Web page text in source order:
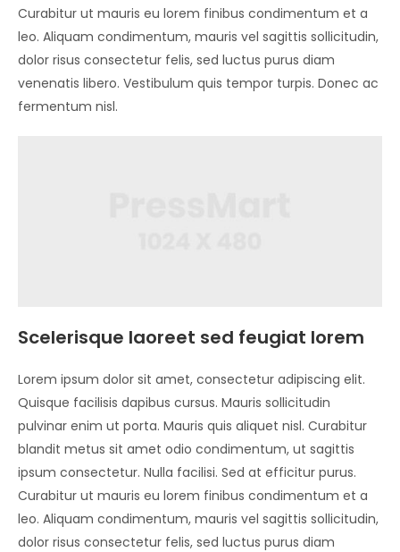
Curabitur ut mauris eu lorem finibus condimentum et a
leo. Aliquam condimentum, mauris vel sagittis sollicitudin,
dolor risus consectetur felis, sed luctus purus diam
venenatis libero. Vestibulum quis tempor turpis. Donec ac
fermentum nisl.
Scelerisque laoreet sed feugiat lorem
Lorem ipsum dolor sit amet, consectetur adipiscing elit.
Quisque facilisis dapibus cursus. Mauris sollicitudin
pulvinar enim ut porta. Mauris quis aliquet nisl. Curabitur
blandit metus sit amet odio condimentum, ut sagittis
ipsum consectetur. Nulla facilisi. Sed at efficitur purus.
Curabitur ut mauris eu lorem finibus condimentum et a
leo. Aliquam condimentum, mauris vel sagittis sollicitudin,
dolor risus consectetur felis, sed luctus purus diam